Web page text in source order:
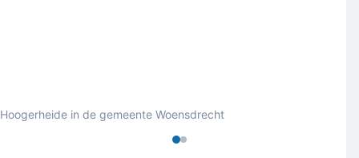
Hoogerheide in de gemeente Woensdrecht